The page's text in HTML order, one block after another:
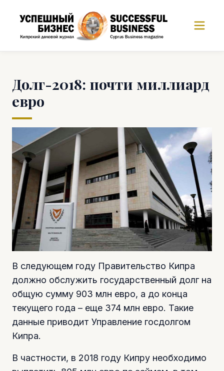
Долг-2018: почти миллиард
евро
В следующем году Правительство Кипра
должно обслужить государственный долг на
общую сумму 903 млн евро, а до конца
текущего года – еще 374 млн евро. Такие
данные приводит Управление госдолгом
Кипра.
В частности, в 2018 году Кипру необходимо